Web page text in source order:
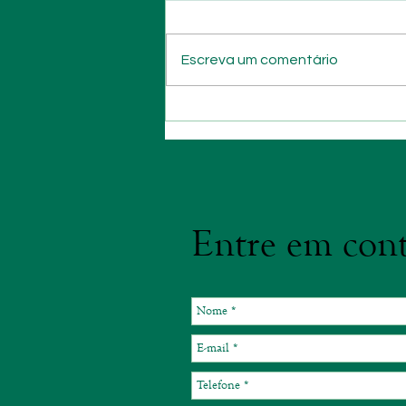
Escreva um comentário
Entre em